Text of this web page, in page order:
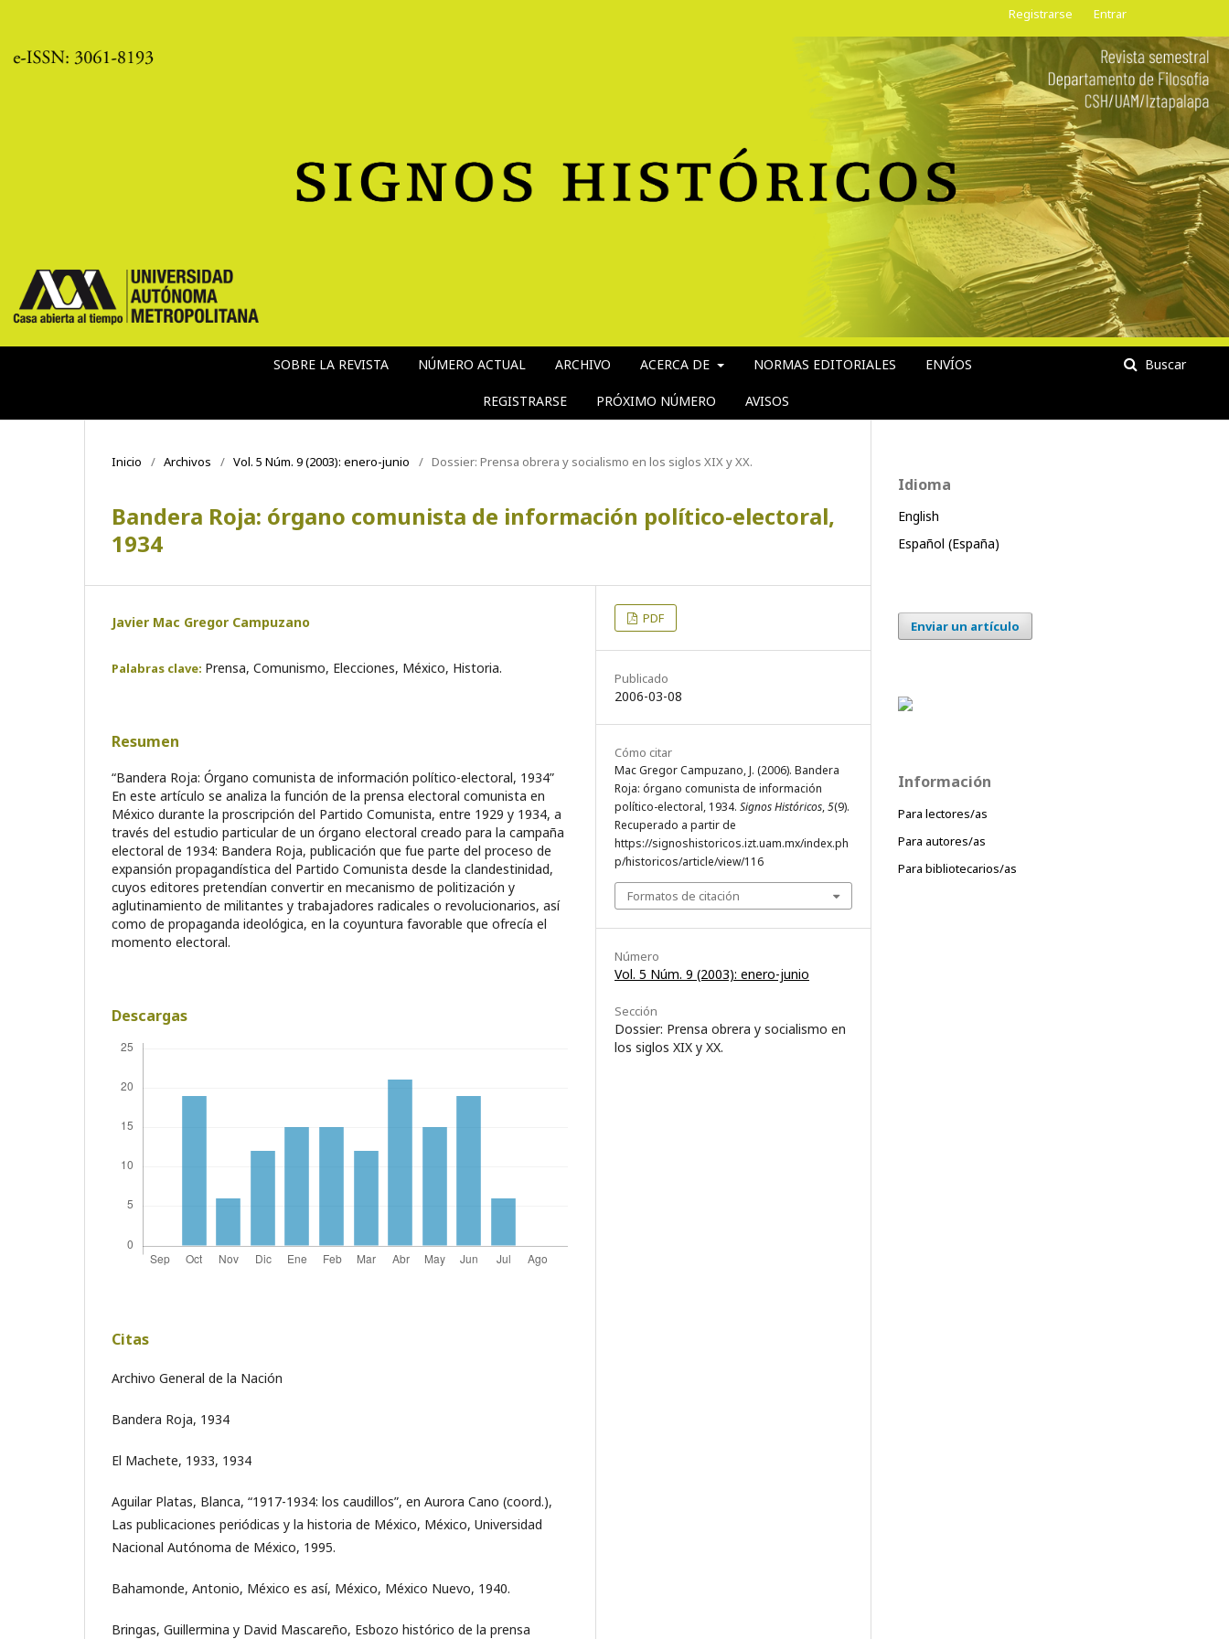
SOBRE LA REVISTA NÚMERO ACTUAL ARCHIVO ACERCA DE NORMAS EDITORIALES ENVÍOS
REGISTRARSE PRÓXIMO NÚMERO AVISOS
Buscar
Registrarse Entrar
Inicio / Archivos / Vol. 5 Núm. 9 (2003): enero-junio / Dossier: Prensa obrera y socialismo en los siglos XIX y XX.
Bandera Roja: órgano comunista de información político-electoral,
1934
Javier Mac Gregor Campuzano
Palabras clave: Prensa, Comunismo, Elecciones, México, Historia.
Resumen
“Bandera Roja: Órgano comunista de información político-electoral, 1934”
En este artículo se analiza la función de la prensa electoral comunista en
México durante la proscripción del Partido Comunista, entre 1929 y 1934, a
través del estudio particular de un órgano electoral creado para la campaña
electoral de 1934: Bandera Roja, publicación que fue parte del proceso de
expansión propa­gandística del Partido Comunista desde la clandestinidad,
cuyos editores pretendían convertir en mecanismo de politización y
aglutinamiento de militantes y trabajadores radicales o revolucionarios, así
como de propaganda ideológica, en la coyuntura favorable que ofrecía el
momento electoral.
Descargas
Citas
Archivo General de la Nación
Bandera Roja, 1934
El Machete, 1933, 1934
Aguilar Platas, Blanca, “1917-1934: los caudillos”, en Aurora Cano (coord.),
Las publicaciones periódicas y la historia de México, México, Universidad
Nacional Autónoma de México, 1995.
Bahamonde, Antonio, México es así, México, México Nuevo, 1940.
Bringas, Guillermina y David Mascareño, Esbozo histórico de la prensa
PDF
Publicado
2006-03-08
Cómo citar
Mac Gregor Campuzano, J. (2006). Bandera
Roja: órgano comunista de información
político-electoral, 1934. Signos Históricos,5(9).
Recuperado a partir de
https://signoshistoricos.izt.uam.mx/index.ph
p/historicos/article/view/116
Formatos de citación
Número
Vol. 5 Núm. 9 (2003): enero-junio
Sección
Dossier: Prensa obrera y socialismo en
los siglos XIX y XX.
Idioma
English
Español (España)
Enviar un artículo
Información
Para lectores/as
Para autores/as
Para bibliotecarios/as